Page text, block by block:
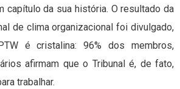
capítulo da sua história. O resultado da
de clima organizacional foi divulgado,
é cristalina: 96% dos membros,
afirmam que o Tribunal é, de fato,
trabalhar.